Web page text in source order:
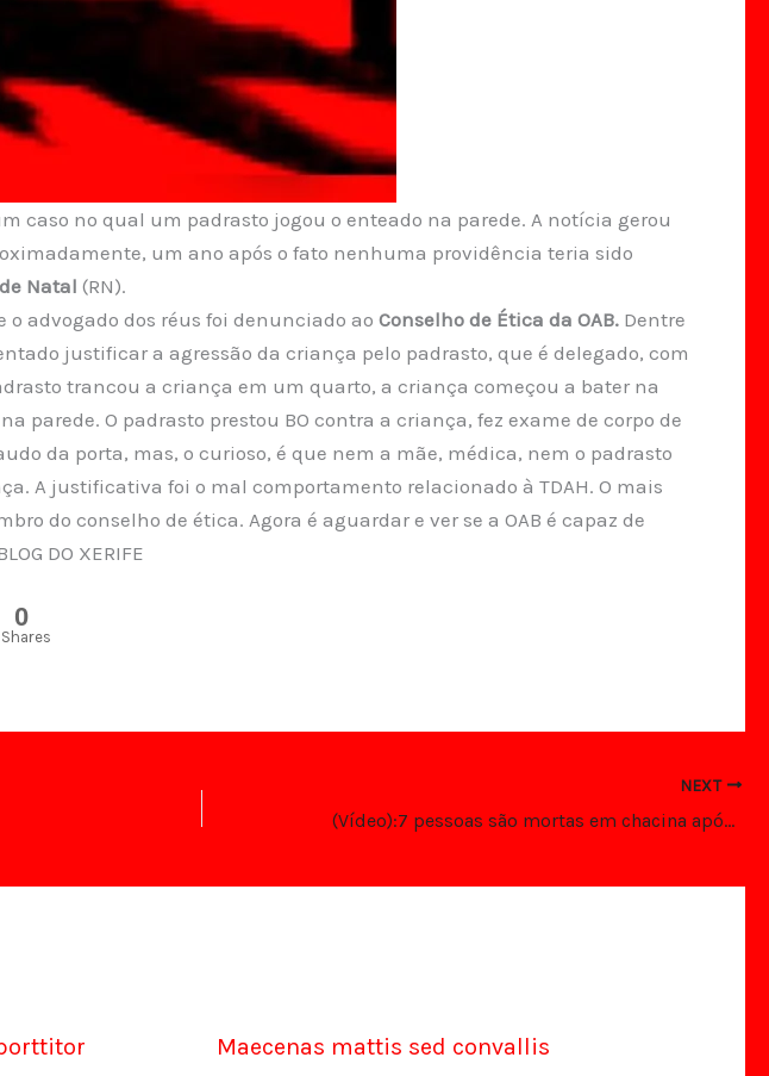
caso no qual um padrasto jogou o enteado na parede. A notícia gerou
um ano após o fato nenhuma providência teria sido
Natal (RN).
o advogado dos réus foi denunciado ao Conselho de Ética da OAB. Dentre
justificar a agressão da criança pelo padrasto, que é delegado, com
trancou a criança em um quarto, a criança começou a bater na
parede. O padrasto prestou BO contra a criança, fez exame de corpo de
da porta, mas, o curioso, é que nem a mãe, médica, nem o padrasto
A justificativa foi o mal comportamento relacionado à TDAH. O mais
do conselho de ética. Agora é aguardar e ver se a OAB é capaz de
DO XERIFE
0
Shares
NEXT
(Vídeo):7 pessoas são mortas em chacina após jogo de sinuca
Maecenas mattis sed convallis